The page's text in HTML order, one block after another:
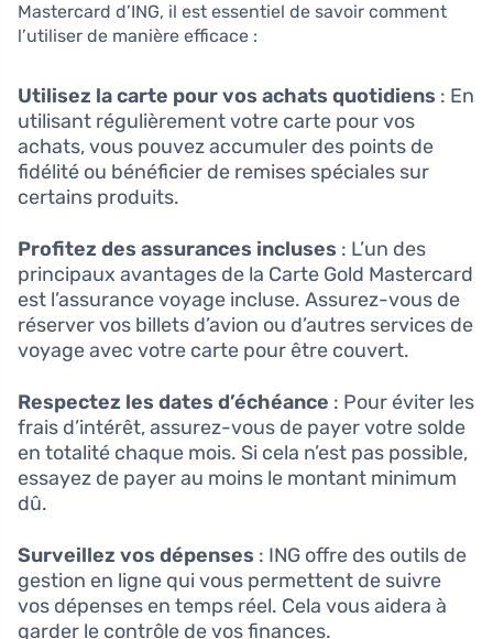
Mastercard d’ING, il est essentiel de savoir comment
l’utiliser de manière efficace :
Utilisez la carte pour vos achats quotidiens : En
utilisant régulièrement votre carte pour vos
achats, vous pouvez accumuler des points de
fidélité ou bénéficier de remises spéciales sur
certains produits.
Profitez des assurances incluses : L’un des
principaux avantages de la Carte Gold Mastercard
est l’assurance voyage incluse. Assurez-vous de
réserver vos billets d’avion ou d’autres services de
voyage avec votre carte pour être couvert.
Respectez les dates d’échéance : Pour éviter les
frais d’intérêt, assurez-vous de payer votre solde
en totalité chaque mois. Si cela n’est pas possible,
essayez de payer au moins le montant minimum
dû.
Surveillez vos dépenses : ING offre des outils de
gestion en ligne qui vous permettent de suivre
vos dépenses en temps réel. Cela vous aidera à
garder le contrôle de vos finances.